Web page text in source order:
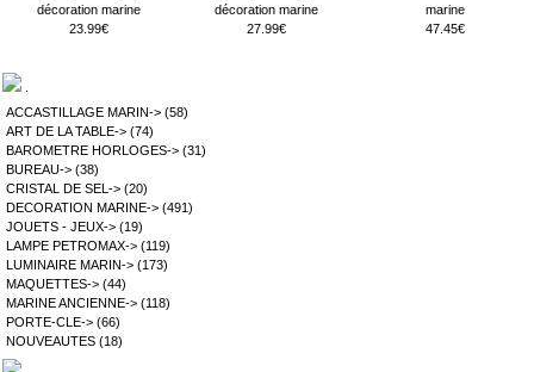
décoration marine
23.99€
décoration marine
27.99€
marine
47.45€
ACCASTILLAGE MARIN-> (58)
ART DE LA TABLE-> (74)
BAROMETRE HORLOGES-> (31)
BUREAU-> (38)
CRISTAL DE SEL-> (20)
DECORATION MARINE-> (491)
JOUETS - JEUX-> (19)
LAMPE PETROMAX-> (119)
LUMINAIRE MARIN-> (173)
MAQUETTES-> (44)
MARINE ANCIENNE-> (118)
PORTE-CLE-> (66)
NOUVEAUTES (18)